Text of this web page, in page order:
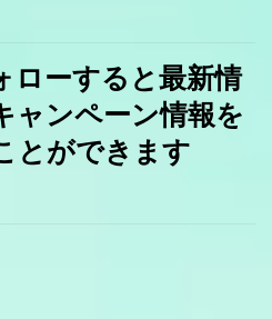
ーすると最新情
ャンペーン情報を
とができます